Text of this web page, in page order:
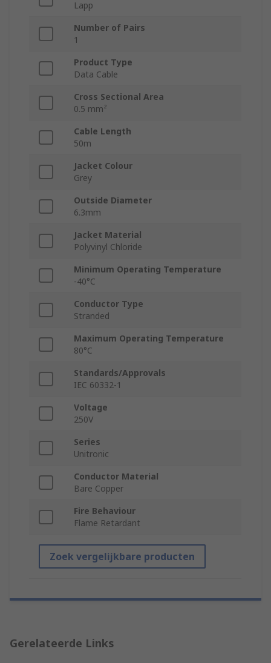
Lapp
Number of Pairs
1
Product Type
Data Cable
Cross Sectional Area
0.5 mm²
Cable Length
50m
Jacket Colour
Grey
Outside Diameter
6.3mm
Jacket Material
Polyvinyl Chloride
Minimum Operating Temperature
-40°C
Conductor Type
Stranded
Maximum Operating Temperature
80°C
Standards/Approvals
IEC 60332-1
Voltage
250V
Series
Unitronic
Conductor Material
Bare Copper
Fire Behaviour
Flame Retardant
Zoek vergelijkbare producten
Gerelateerde Links